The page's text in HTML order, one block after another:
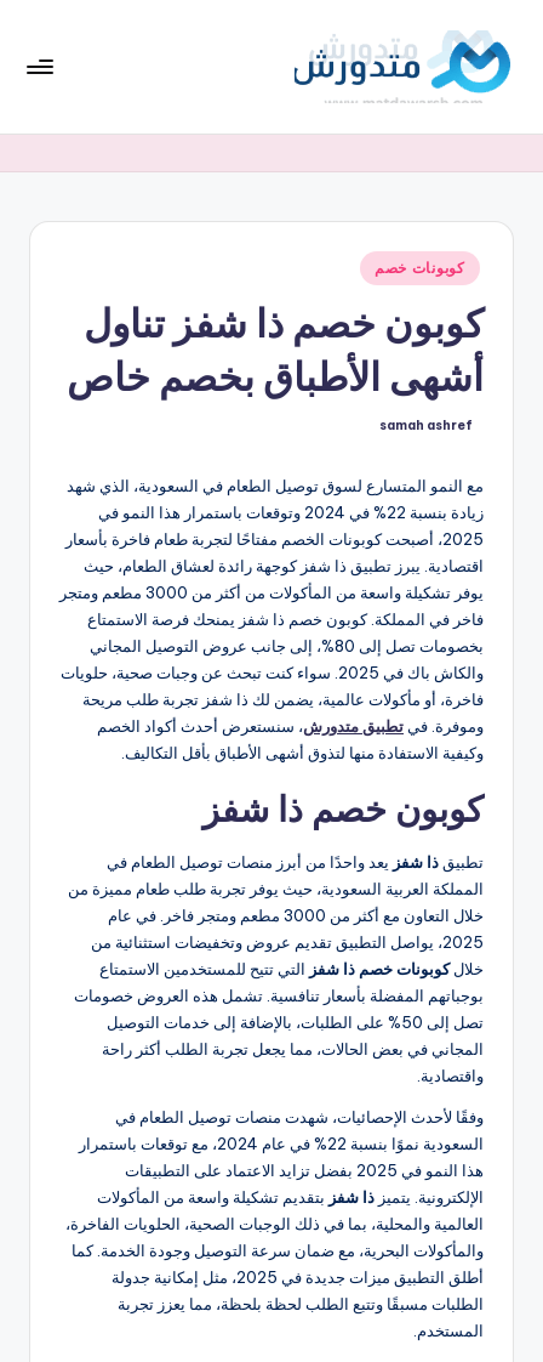
التجاوز
بي
مت
ش
والخصومات
كوبونات
أكواد
الخصم
بشكل
متجدد
نُشر
في
كوبونات خصم
كوبون خصم ذا شفز تناول
أشهى الأطباق بخصم خاص
تمّ
samah ashref
مع النمو المتسارع لسوق توصيل الطعام في السعودية، الذي شهد
زيادة بنسبة 22% في 2024 وتوقعات باستمرار هذا النمو في
2025، أصبحت كوبونات الخصم مفتاحًا لتجربة طعام فاخرة بأسعار
اقتصادية. يبرز تطبيق ذا شفز كوجهة رائدة لعشاق الطعام، حيث
يوفر تشكيلة واسعة من المأكولات من أكثر من 3000 مطعم ومتجر
فاخر في المملكة. كوبون خصم ذا شفز يمنحك فرصة الاستمتاع
بخصومات تصل إلى 80%، إلى جانب عروض التوصيل المجاني
والكاش باك في 2025. سواء كنت تبحث عن وجبات صحية، حلويات
فاخرة، أو مأكولات عالمية، يضمن لك ذا شفز تجربة طلب مريحة
وموفرة. في تطبيق متدورش، سنستعرض أحدث أكواد الخصم
وكيفية الاستفادة منها لتذوق أشهى الأطباق بأقل التكاليف.
كوبون خصم ذا شفز
تطبيق ذا شفز يعد واحدًا من أبرز منصات توصيل الطعام في
المملكة العربية السعودية، حيث يوفر تجربة طلب طعام مميزة من
خلال التعاون مع أكثر من 3000 مطعم ومتجر فاخر. في عام
2025، يواصل التطبيق تقديم عروض وتخفيضات استثنائية من
خلالكوبونات خصم ذا شفز التي تتيح للمستخدمين الاستمتاع
بوجباتهم المفضلة بأسعار تنافسية. تشمل هذه العروض خصومات
تصل إلى 50% على الطلبات، بالإضافة إلى خدمات التوصيل
المجاني في بعض الحالات، مما يجعل تجربة الطلب أكثر راحة
واقتصادية.
وفقًا لأحدث الإحصائيات، شهدت منصات توصيل الطعام في
السعودية نموًا بنسبة 22% في عام 2024، مع توقعات باستمرار
هذا النمو في 2025 بفضل تزايد الاعتماد على التطبيقات
الإلكترونية. يتميز ذا شفز بتقديم تشكيلة واسعة من المأكولات
العالمية والمحلية، بما في ذلك الوجبات الصحية، الحلويات الفاخرة،
والمأكولات البحرية، مع ضمان سرعة التوصيل وجودة الخدمة. كما
أطلق التطبيق ميزات جديدة في 2025، مثل إمكانية جدولة
الطلبات مسبقًا وتتبع الطلب لحظة بلحظة، مما يعزز تجربة
المستخدم.